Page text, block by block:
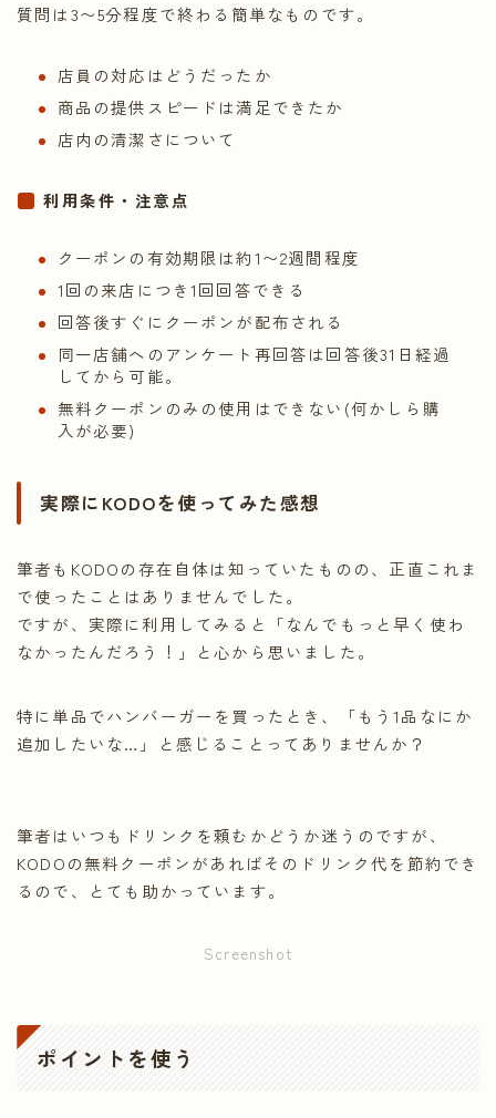
質問は3〜5分程度で終わる簡単なものです。
店員の対応はどうだったか
商品の提供スピードは満足できたか
店内の清潔さについて
利用条件・注意点
クーポンの有効期限は約1〜2週間程度
1回の来店につき1回回答できる
回答後すぐにクーポンが配布される
同一店舗へのアンケート再回答は回答後31日経過
してから可能。
無料クーポンのみの使用はできない(何かしら購
入が必要)
実際にKODOを使ってみた感想
筆者もKODOの存在自体は知っていたものの、正直これま
で使ったことはありませんでした。
ですが、実際に利用してみると「なんでもっと早く使わ
なかったんだろう！」と心から思いました。
特に単品でハンバーガーを買ったとき、「もう1品なにか
追加したいな…」と感じることってありませんか？
筆者はいつもドリンクを頼むかどうか迷うのですが、
KODOの無料クーポンがあればそのドリンク代を節約でき
るので、とても助かっています。
Screenshot
ポイントを使う